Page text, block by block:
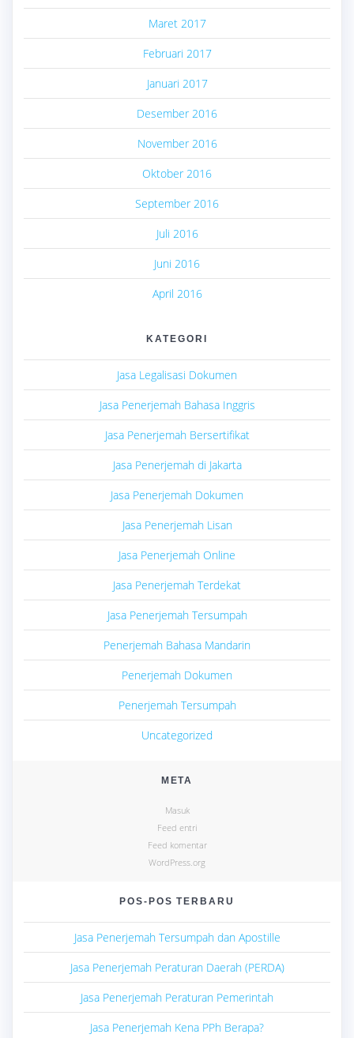
Maret 2017
Februari 2017
Januari 2017
Desember 2016
November 2016
Oktober 2016
September 2016
Juli 2016
Juni 2016
April 2016
KATEGORI
Jasa Legalisasi Dokumen
Jasa Penerjemah Bahasa Inggris
Jasa Penerjemah Bersertifikat
Jasa Penerjemah di Jakarta
Jasa Penerjemah Dokumen
Jasa Penerjemah Lisan
Jasa Penerjemah Online
Jasa Penerjemah Terdekat
Jasa Penerjemah Tersumpah
Penerjemah Bahasa Mandarin
Penerjemah Dokumen
Penerjemah Tersumpah
Uncategorized
META
Masuk
Feed entri
Feed komentar
WordPress.org
POS-POS TERBARU
Jasa Penerjemah Tersumpah dan Apostille
Jasa Penerjemah Peraturan Daerah (PERDA)
Jasa Penerjemah Peraturan Pemerintah
Jasa Penerjemah Kena PPh Berapa?